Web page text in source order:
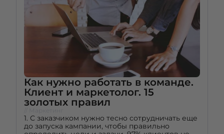
Как нужно работать в команде.
Клиент и маркетолог. 15
золотых правил
1. С заказчиком нужно тесно сотрудничать еще
до запуска кампании, чтобы правильно